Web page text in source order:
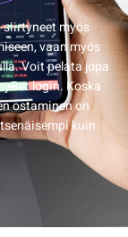
myös
vaan myös
Voit pelata jopa
login. Koska
ostaminen on
kuin